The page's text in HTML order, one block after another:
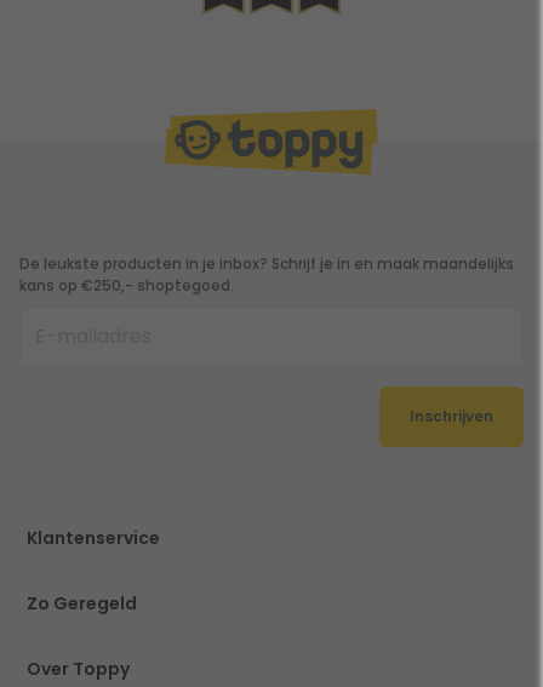
De leukste producten in je inbox? Schrijf je in en maak maandelijks
kans op €250,- shoptegoed.
Inschrijven
Klantenservice
Zo Geregeld
Over Toppy